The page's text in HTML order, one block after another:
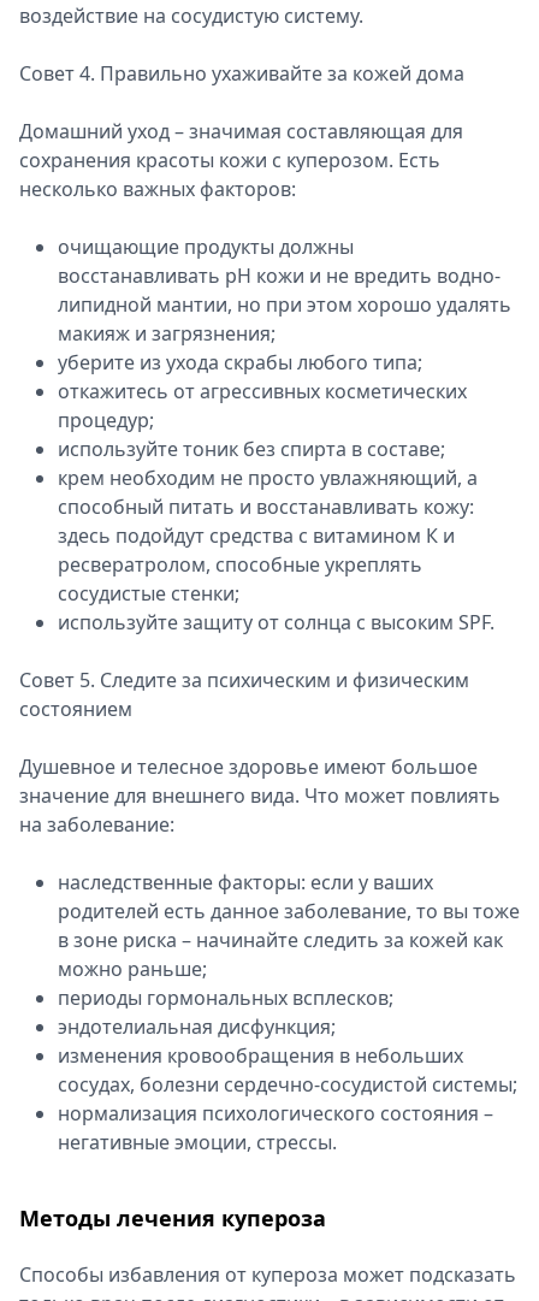
воздействие на сосудистую систему.
Совет 4. Правильно ухаживайте за кожей дома
Домашний уход – значимая составляющая для
сохранения красоты кожи с куперозом. Есть
несколько важных факторов:
очищающие продукты должны
восстанавливать pH кожи и не вредить водно-
липидной мантии, но при этом хорошо удалять
макияж и загрязнения;
уберите из ухода скрабы любого типа;
откажитесь от агрессивных косметических
процедур;
используйте тоник без спирта в составе;
крем необходим не просто увлажняющий, а
способный питать и восстанавливать кожу:
здесь подойдут средства с витамином К и
ресвератролом, способные укреплять
сосудистые стенки;
используйте защиту от солнца с высоким SPF.
Совет 5. Следите за психическим и физическим
состоянием
Душевное и телесное здоровье имеют большое
значение для внешнего вида. Что может повлиять
на заболевание:
наследственные факторы: если у ваших
родителей есть данное заболевание, то вы тоже
в зоне риска – начинайте следить за кожей как
можно раньше;
периоды гормональных всплесков;
эндотелиальная дисфункция;
изменения кровообращения в небольших
сосудах, болезни сердечно-сосудистой системы;
нормализация психологического состояния –
негативные эмоции, стрессы.
Методы лечения купероза
Способы избавления от купероза может подсказать